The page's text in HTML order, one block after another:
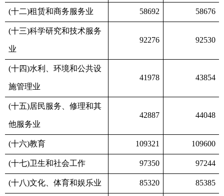
(十二)租赁和商务服务业 58692 58676
(十三)科学研究和技术服务
业
92276 92530
(十四)水利、环境和公共设
施管理业
41978 43854
(十五)居民服务、修理和其
他服务业
42887 44048
(十六)教育 109321 109600
(十七)卫生和社会工作 97350 97244
(十八)文化、体育和娱乐业 85320 85385